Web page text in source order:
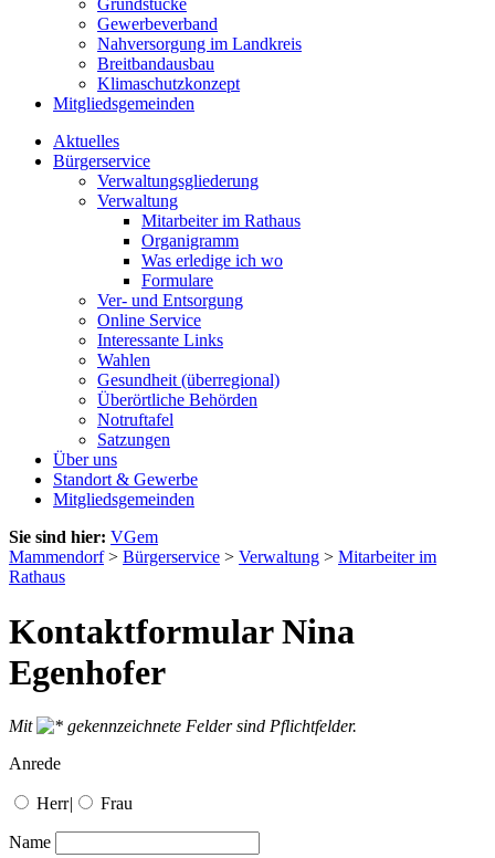
Grundstücke
Gewerbeverband
Nahversorgung im Landkreis
Breitbandausbau
Klimaschutzkonzept
Mitgliedsgemeinden
Aktuelles
Bürgerservice
Verwaltungsgliederung
Verwaltung
Mitarbeiter im Rathaus
Organigramm
Was erledige ich wo
Formulare
Ver- und Entsorgung
Online Service
Interessante Links
Wahlen
Gesundheit (überregional)
Überörtliche Behörden
Notruftafel
Satzungen
Über uns
Standort & Gewerbe
Mitgliedsgemeinden
Sie sind hier: VGem
Mammendorf> Bürgerservice > Verwaltung > Mitarbeiter im
Rathaus
Kontaktformular Nina
Egenhofer
Mit
gekennzeichnete Felder sind Pflichtfelder.
Anrede
Herr| Frau
Name